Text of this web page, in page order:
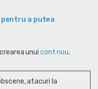
a putea
unui cont nou.
atacuri la